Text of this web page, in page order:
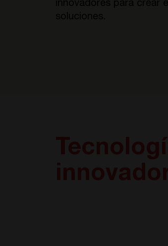
innovadores para crear
soluciones.